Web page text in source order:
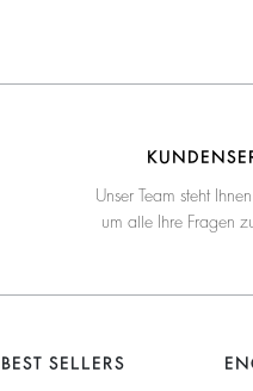
Unser Team steht
um alle Ihre Fragen
BEST SELLERS